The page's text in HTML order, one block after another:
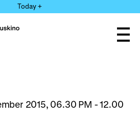
Today +
2015, 06.30 PM - 12.00